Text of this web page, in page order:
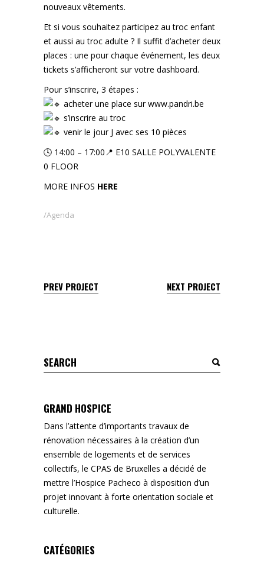
nouveaux vêtements.
Et si vous souhaitez participez au troc enfant
et aussi au troc adulte ? Il suffit d’acheter deux
places : une pour chaque événement, les deux
tickets s’afficheront sur votre dashboard.
Pour s’inscrire, 3 étapes :
acheter une place surwww.pandri.be
s’inscrire au troc
venir le jour J avec ses 10 pièces
🕓 14:00 – 17:00📍 E10 SALLE POLYVALENTE
0 FLOOR
MORE INFOS HERE
Agenda
PREV PROJECT NEXT PROJECT
Search
for:
GRAND HOSPICE
Dans l’attente d’importants travaux de
rénovation nécessaires à la création d’un
ensemble de logements et de services
collectifs, le CPAS de Bruxelles a décidé de
mettre l’Hospice Pacheco à disposition d’un
projet innovant à forte orientation sociale et
culturelle.
CATÉGORIES